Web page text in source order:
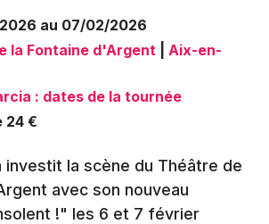
au 07/02/2026
la Fontaine d'Argent
Aix-en-
: dates de la tournée
24 €
investit la scène du Théâtre de
avec son nouveau
!" les 6 et 7 février